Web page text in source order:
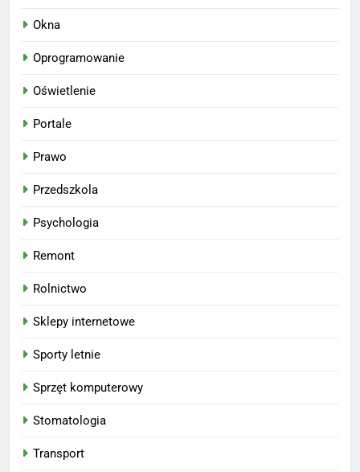
Okna
Oprogramowanie
Oświetlenie
Portale
Prawo
Przedszkola
Psychologia
Remont
Rolnictwo
Sklepy internetowe
Sporty letnie
Sprzęt komputerowy
Stomatologia
Transport